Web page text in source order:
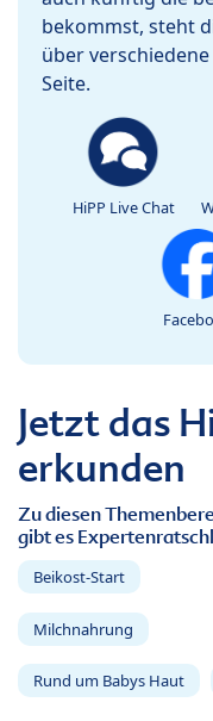
bekommst, steht
über
Seite.
HiPP Live Chat
Jetzt das
erkunden
Zu diesen
gibt es
Beikost-Start
Milchnahrung
Rund um Babys Haut